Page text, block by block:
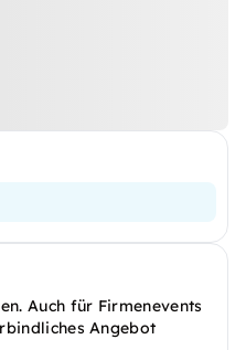
Auch für Firmenevents
Angebot